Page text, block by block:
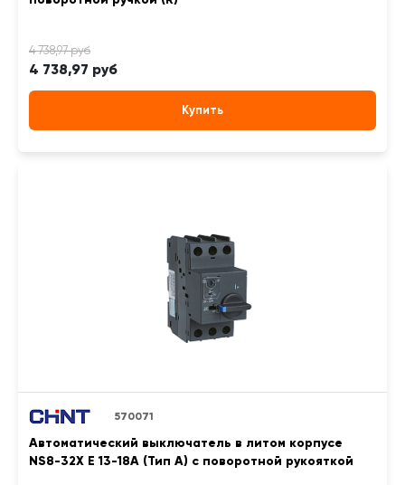
4 738,97 руб
Купить
570071
Автоматический выключатель в литом корпусе
NS8-32X E 13-18A (Тип A) с поворотной рукояткой